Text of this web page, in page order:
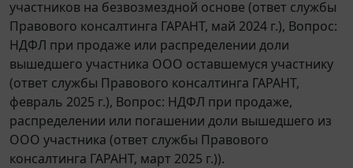
участников на безвозмездной основе (ответ службы
Правового консалтинга ГАРАНТ, май 2024 г.), Вопрос:
НДФЛ при продаже или распределении доли
вышедшего участника ООО оставшемуся участнику
(ответ службы Правового консалтинга ГАРАНТ,
февраль 2025 г.), Вопрос: НДФЛ при продаже,
распределении или погашении доли вышедшего из
ООО участника (ответ службы Правового
консалтинга ГАРАНТ, март 2025 г.)).